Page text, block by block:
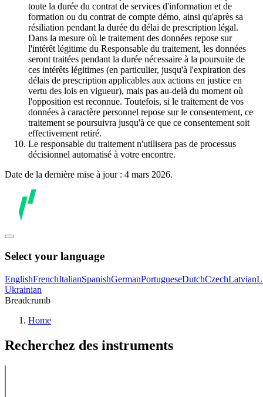
toute la durée du contrat de services d'information et de
formation ou du contrat de compte démo, ainsi qu'après sa
résiliation pendant la durée du délai de prescription légal.
Dans la mesure où le traitement des données repose sur
l'intérêt légitime du Responsable du traitement, les données
seront traitées pendant la durée nécessaire à la poursuite de
ces intérêts légitimes (en particulier, jusqu'à l'expiration des
délais de prescription applicables aux actions en justice en
vertu des lois en vigueur), mais pas au-delà du moment où
l'opposition est reconnue. Toutefois, si le traitement de vos
données à caractère personnel repose sur le consentement, ce
traitement se poursuivra jusqu'à ce que ce consentement soit
effectivement retiré.
Le responsable du traitement n'utilisera pas de processus
décisionnel automatisé à votre encontre.
Date de la dernière mise à jour : 4 mars 2026.
Select your language
EnglishFrenchItalianSpanishGermanPortugueseDutchCzechLatvian
Ukrainian
Breadcrumb
Home
Recherchez des instruments